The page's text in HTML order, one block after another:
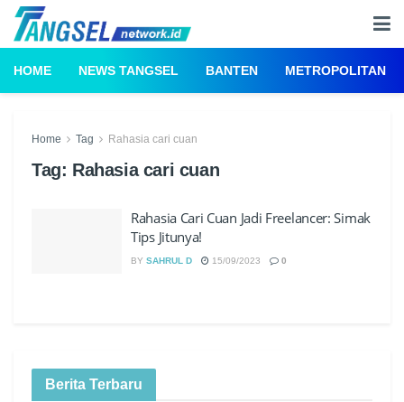
HOME NEWS TANGSEL BANTEN METROPOLITAN
Home Tag Rahasia cari cuan
Tag: Rahasia cari cuan
Rahasia Cari Cuan Jadi Freelancer: Simak
Tips Jitunya!
BY SAHRUL D 15/09/2023 0
Berita Terbaru